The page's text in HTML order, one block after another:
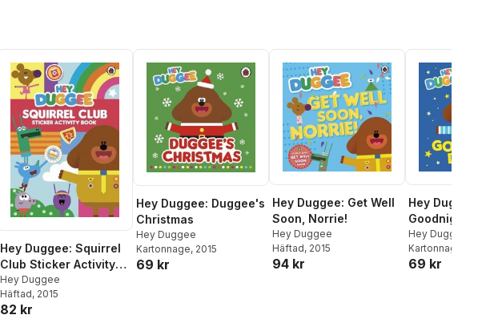
Hey Duggee: Squirrel
Club Sticker Activity
Book
Hey Duggee
Häftad, 2015
82 kr
Hey Duggee: Duggee's
Christmas
Hey Duggee
Kartonnage, 2015
69 kr
Hey Duggee: Get Well
Soon, Norrie!
Hey Duggee
Häftad, 2015
94 kr
Hey Duggee:
Goodnight
Hey Duggee
Kartonnage
69 kr